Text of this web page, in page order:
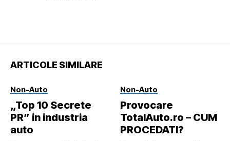
ARTICOLE SIMILARE
Non-Auto
„Top 10 Secrete
PR” in industria
auto
Non-Auto
Provocare
TotalAuto.ro – CUM
PROCEDATI?